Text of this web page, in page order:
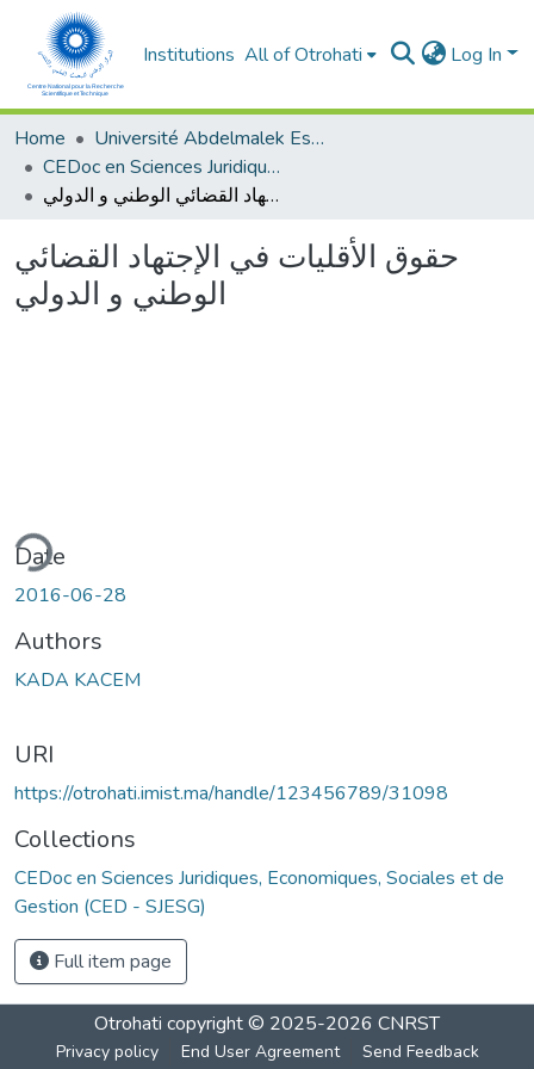
Institutions All of Otrohati Log In
Home
Université Abdelmalek Essaâdi - Tétouan
CEDoc en Sciences Juridiques, Economiques, Sociales et de Gestion (CED - SJESG)
حقوق الأقليات في الإجتهاد القضائي الوطني و الدولي
حقوق الأقليات في الإجتهاد القضائي
الوطني و الدولي
Date
2016-06-28
Authors
KADA KACEM
URI
https://otrohati.imist.ma/handle/123456789/31098
Collections
CEDoc en Sciences Juridiques, Economiques, Sociales et de
Gestion (CED - SJESG)
Full item page
Otrohati copyright © 2025-2026 CNRST
Privacy policy End User Agreement Send Feedback